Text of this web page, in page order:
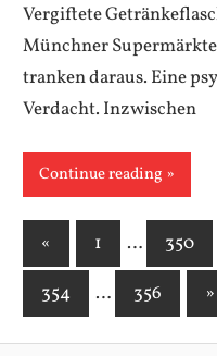
Vergiftete
Münchner
tranken daraus. Eine
Verdacht. Inzwischen
Continue reading
Posts
pagination
« Previous
Posts
1 … 350
354
… 356 »